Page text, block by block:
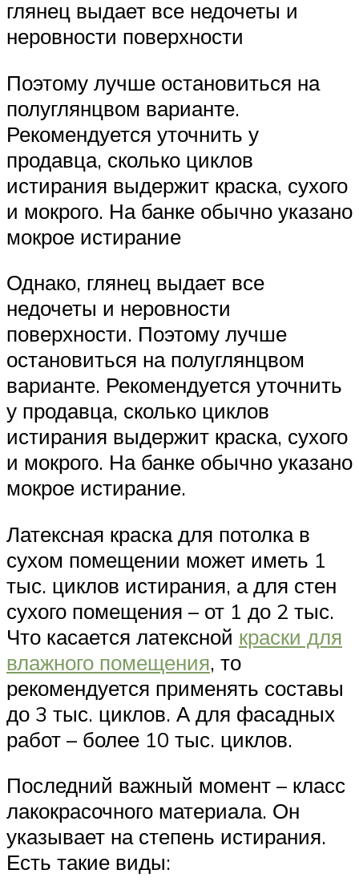
глянец выдает все недочеты и
неровности поверхности
Поэтому лучше остановиться на
полуглянцвом варианте.
Рекомендуется уточнить у
продавца, сколько циклов
истирания выдержит краска, сухого
и мокрого. На банке обычно указано
мокрое истирание
Однако, глянец выдает все
недочеты и неровности
поверхности. Поэтому лучше
остановиться на полуглянцвом
варианте. Рекомендуется уточнить
у продавца, сколько циклов
истирания выдержит краска, сухого
и мокрого. На банке обычно указано
мокрое истирание.
Латексная краска для потолка в
сухом помещении может иметь 1
тыс. циклов истирания, а для стен
сухого помещения – от 1 до 2 тыс.
Что касается латексной краски для
влажного помещения, то
рекомендуется применять составы
до 3 тыс. циклов. А для фасадных
работ – более 10 тыс. циклов.
Последний важный момент – класс
лакокрасочного материала. Он
указывает на степень истирания.
Есть такие виды: